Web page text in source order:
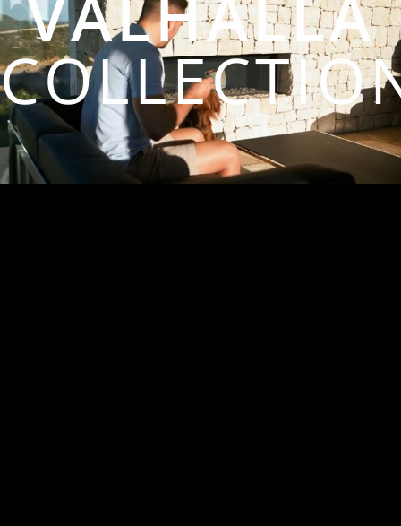
VALHALLA